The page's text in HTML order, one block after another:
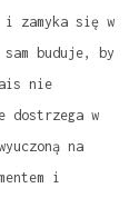
zamyka się w
buduje, by
nie
dostrzega w
na
i